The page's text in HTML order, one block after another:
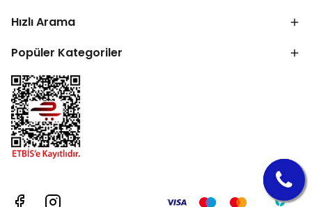
Hızlı Arama
Popüler Kategoriler